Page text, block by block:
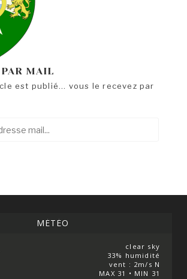
MAIL
est publié... vous le recevez par
MÉTÉO
clear sky
33% humidité
vent : 2m/s N
MAX 31 • MIN 31